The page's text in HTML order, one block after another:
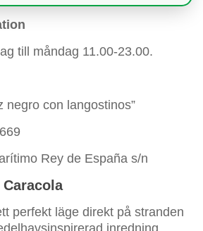
till måndag 11.00-23.00.
negro con langostinos”
Rey de España s/n
perfekt läge direkt på stranden
inredning,